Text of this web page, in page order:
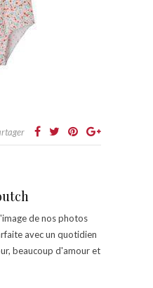
de nos photos
avec un quotidien
beaucoup d'amour et